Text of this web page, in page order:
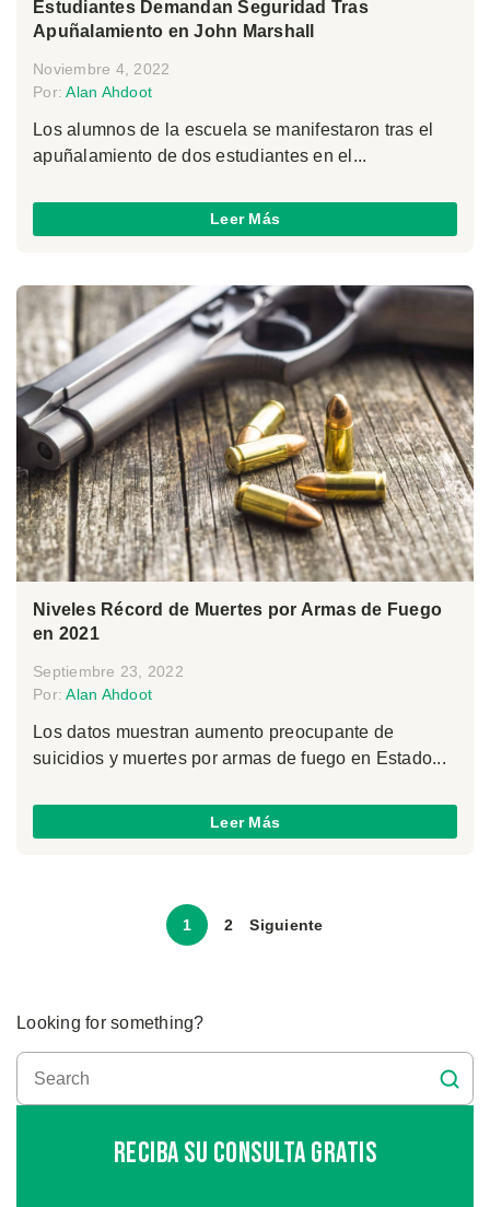
Estudiantes Demandan Seguridad Tras
Apuñalamiento en John Marshall
Noviembre 4, 2022
Por:Alan Ahdoot
Los alumnos de la escuela se manifestaron tras el
apuñalamiento de dos estudiantes en el...
Leer Más
Niveles Récord de Muertes por Armas de Fuego
en 2021
Septiembre 23, 2022
Por:Alan Ahdoot
Los datos muestran aumento preocupante de
suicidios y muertes por armas de fuego en Estado...
Leer Más
1 2 Siguiente
Looking for something?
Reciba Su Consulta Gratis